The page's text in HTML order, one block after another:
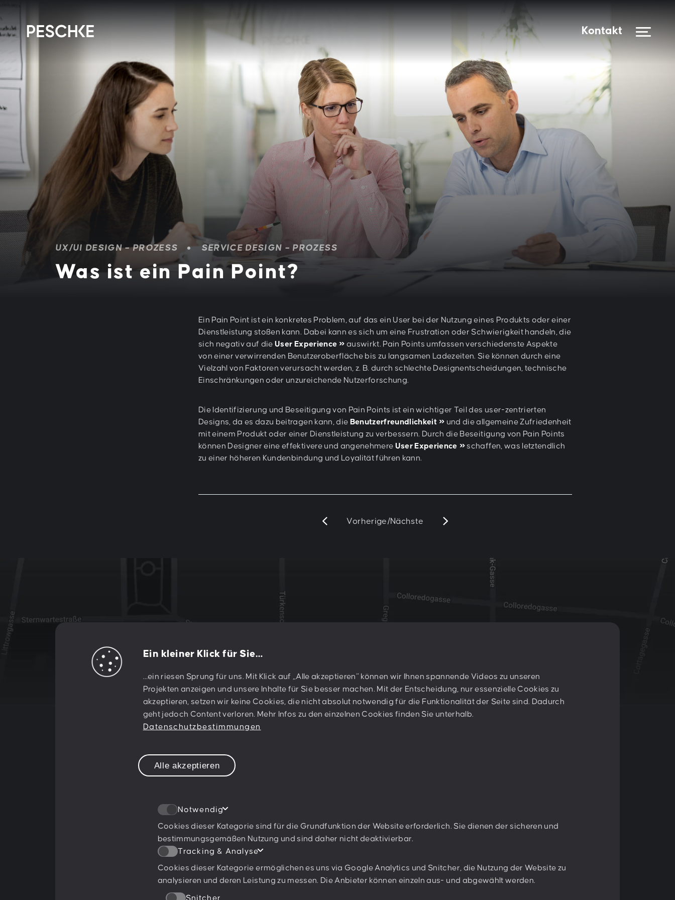
Ein kleiner Klick für Sie…
…ein riesen Sprung für uns. Mit Klick auf „Alle akzeptieren“ können wir Ihnen spannende Videos zu unseren
Projekten anzeigen und unsere Inhalte für Sie besser machen. Mit der Entscheidung, nur essenzielle Cookies zu
akzeptieren, setzen wir keine Cookies, die nicht absolut notwendig für die Funktionalität der Seite sind. Dadurch
geht jedoch Content verloren. Mehr Infos zu den einzelnen Cookies finden Sie unterhalb.
Datenschutzbestimmungen
Alle akzeptieren
Notwendig
Cookies dieser Kategorie sind für die Grundfunktion der Website erforderlich. Sie dienen der sicheren und
bestimmungsgemäßen Nutzung und sind daher nicht deaktivierbar.
Tracking & Analyse
Cookies dieser Kategorie ermöglichen es uns via Google Analytics und Snitcher, die Nutzung der Website zu
analysieren und deren Leistung zu messen. Die Anbieter können einzeln aus- und abgewählt werden.
Snitcher
Kontakt
UX/UI DESIGN – PROZESS SERVICE DESIGN – PROZESS
Was ist ein Pain Point?
Ein Pain Point ist ein konkretes Problem, auf das ein User bei der Nutzung eines Produkts oder einer
Dienstleistung stoßen kann. Dabei kann es sich um eine Frustration oder Schwierigkeit handeln, die
sich negativ auf dieUser Experience
auswirkt. Pain Points umfassen verschiedenste Aspekte
von einer verwirrenden Benutzeroberfläche bis zu langsamen Ladezeiten. Sie können durch eine
Vielzahl von Faktoren verursacht werden, z. B. durch schlechte Designentscheidungen, technische
Einschränkungen oder unzureichende Nutzerforschung.
Die Identifizierung und Beseitigung von Pain Points ist ein wichtiger Teil des user-zentrierten
Designs, da es dazu beitragen kann, die Benutzerfreundlichkeit
und die allgemeine Zufriedenheit
mit einem Produkt oder einer Dienstleistung zu verbessern. Durch die Beseitigung von Pain Points
können Designer eine effektivere und angenehmere User Experience
schaffen, was letztendlich
zu einer höheren Kundenbindung und Loyalität führen kann.
Vorherige/Nächste
Let's create
something
together!
PESCHKE DESIGN GMBH
A-1180 Wien
Ratings & Qualifikationen